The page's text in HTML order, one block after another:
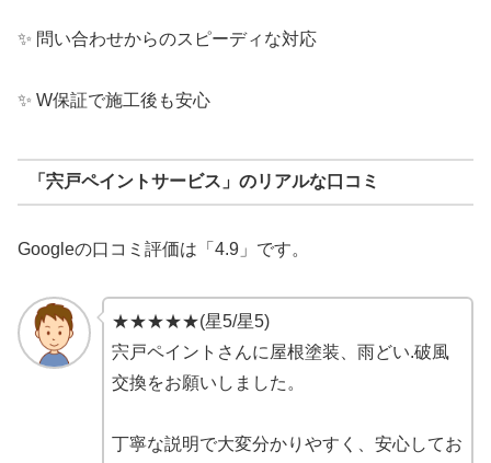
✨ 問い合わせからのスピーディな対応
✨ W保証で施工後も安心
「宍戸ペイントサービス」のリアルな口コミ
Googleの口コミ評価は「4.9」です。
★★★★★(星5/星5)
宍戸ペイントさんに屋根塗装、雨どい.破風
交換をお願いしました。
丁寧な説明で大変分かりやすく、安心してお